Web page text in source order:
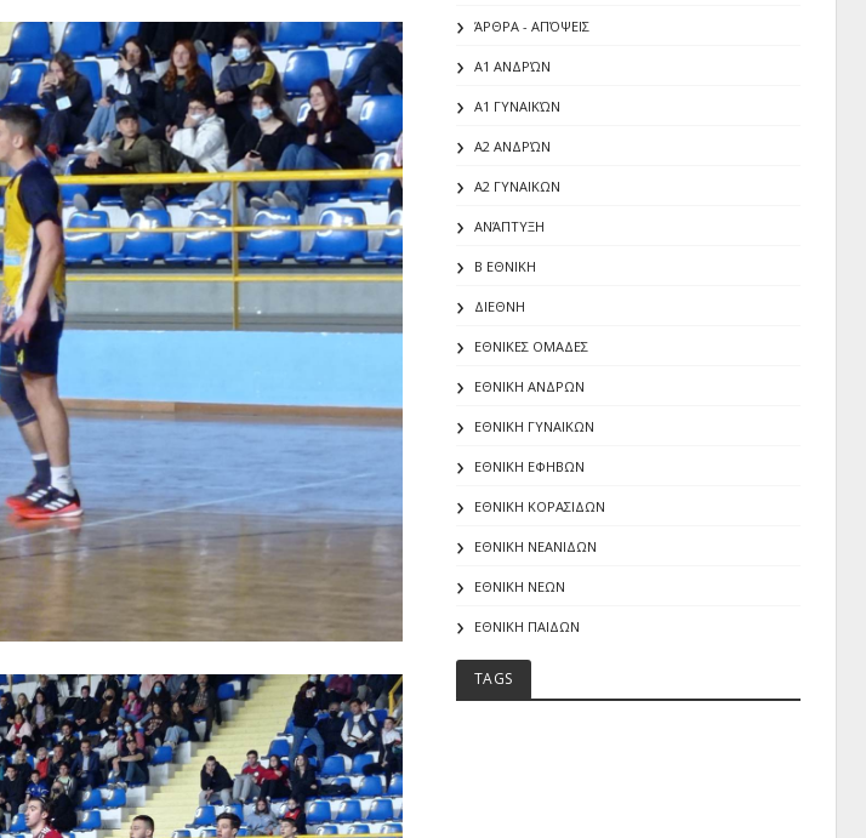
ΆΡΘΡΑ - ΑΠΌΨΕΙΣ
Α1 ΑΝΔΡΏΝ
Α1 ΓΥΝΑΙΚΏΝ
Α2 ΑΝΔΡΏΝ
Α2 ΓΥΝΑΙΚΩΝ
ΑΝΆΠΤΥΞΗ
Β ΕΘΝΙΚΗ
ΔΙΕΘΝΗ
ΕΘΝΙΚΕΣ ΟΜΑΔΕΣ
ΕΘΝΙΚΗ ΑΝΔΡΩΝ
ΕΘΝΙΚΗ ΓΥΝΑΙΚΩΝ
ΕΘΝΙΚΗ ΕΦΗΒΩΝ
ΕΘΝΙΚΗ ΚΟΡΑΣΙΔΩΝ
ΕΘΝΙΚΗ ΝΕΑΝΙΔΩΝ
ΕΘΝΙΚΗ ΝΕΩΝ
ΕΘΝΙΚΗ ΠΑΙΔΩΝ
TAGS